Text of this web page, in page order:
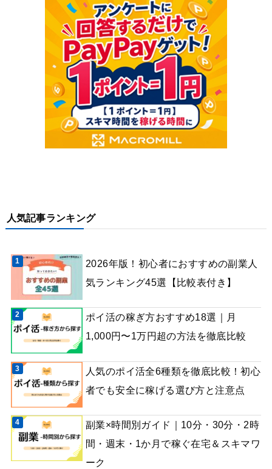
人気記事ランキング
2026年版！初心者におすすめの副業人
気ランキング45選【比較表付き】
ポイ活の稼ぎ方おすすめ18選｜月
1,000円〜1万円超の方法を徹底比較
人気のポイ活全6種類を徹底比較！初心
者でも安全に稼げる選び方と注意点
副業×時間別ガイド｜10分・30分・2時
間・週末・1か月で稼ぐ在宅＆スキマワ
ーク